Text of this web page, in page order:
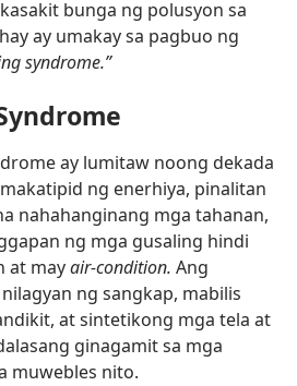
bunga ng polusyon sa
ay umakay sa pagbuo ng
syndrome.”
ay lumitaw noong dekada
ng enerhiya, pinalitan
nahahanginang mga tahanan,
ng mga gusaling hindi
at mayair-condition. Ang
ng sangkap, mabilis
at sintetikong mga tela at
ginagamit sa mga
muwebles nito.